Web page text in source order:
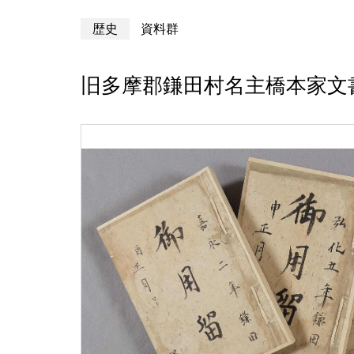
歴史 資料群
旧多摩郡鎌田村名主橋本家文